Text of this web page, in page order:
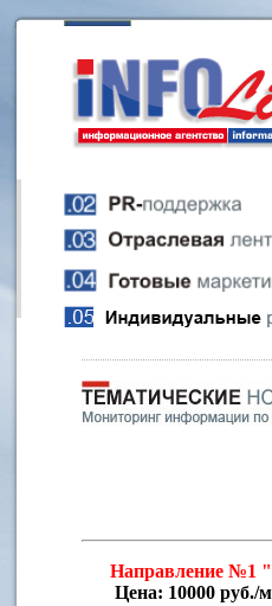
Направление №1 "
Цена: 10000 руб./